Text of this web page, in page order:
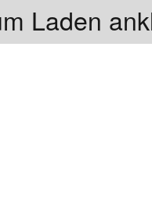
Laden